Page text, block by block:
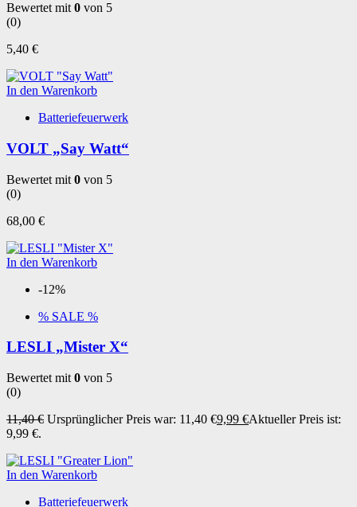
Bewertet mit 0 von 5
(0)
5,40 €
In den Warenkorb
Batteriefeuerwerk
VOLT „Say Watt“
Bewertet mit 0 von 5
(0)
68,00 €
In den Warenkorb
-12%
% SALE %
LESLI „Mister X“
Bewertet mit 0 von 5
(0)
11,40€ Ursprünglicher Preis war: 11,40 €9,99 €Aktueller Preis ist:
9,99 €.
In den Warenkorb
Batteriefeuerwerk